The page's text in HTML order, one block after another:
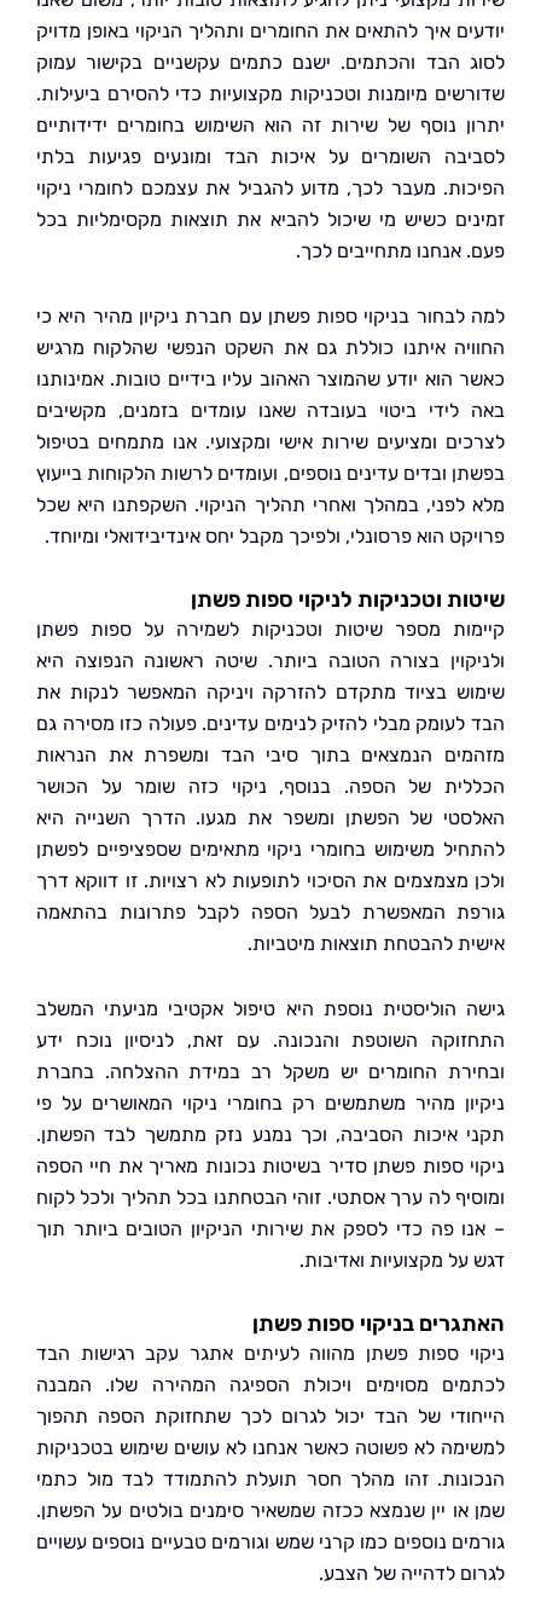
איך להתאים את החומרים ותהליך הניקוי באופן מדויק
הבד והכתמים. ישנם כתמים עקשניים בקישור עמוק
מיומנות וטכניקות מקצועיות כדי להסירם ביעילות.
נוסף של שירות זה הוא השימוש בחומרים ידידותיים
השומרים על איכות הבד ומונעים פגיעות בלתי
מעבר לכך, מדוע להגביל את עצמכם לחומרי ניקוי
כשיש מי שיכול להביא את תוצאות מקסימליות בכל
אנחנו מתחייבים לכך.
בניקוי ספות פשתן עם חברת ניקיון מהיר היא כי
איתנו כוללת גם את השקט הנפשי שהלקוח מרגיש
הוא יודע שהמוצר האהוב עליו בידיים טובות. אמינותנו
ביטוי בעובדה שאנו עומדים בזמנים, מקשיבים
ומציעים שירות אישי ומקצועי. אנו מתמחים בטיפול
ובדים עדינים נוספים, ועומדים לרשות הלקוחות בייעוץ
במהלך ואחרי תהליך הניקוי. השקפתנו היא שכל
הוא פרסונלי, ולפיכך מקבל יחס אינדיבידואלי ומיוחד.
וטכניקות לניקוי ספות פשתן
מספר שיטות וטכניקות לשמירה על ספות פשתן
בצורה הטובה ביותר. שיטה ראשונה הנפוצה היא
בציוד מתקדם להזרקה ויניקה המאפשר לנקות את
מבלי להזיק לנימים עדינים. פעולה כזו מסירה גם
הנמצאים בתוך סיבי הבד ומשפרת את הנראות
של הספה. בנוסף, ניקוי כזה שומר על הכושר
של הפשתן ומשפר את מגעו. הדרך השנייה היא
משימוש בחומרי ניקוי מתאימים שספציפיים לפשתן
מצמצמים את הסיכוי לתופעות לא רצויות. זו דווקא דרך
המאפשרת לבעל הספה לקבל פתרונות בהתאמה
להבטחת תוצאות מיטביות.
הוליסטית נוספת היא טיפול אקטיבי מניעתי המשלב
השוטפת והנכונה. עם זאת, לניסיון נוכח ידע
החומרים יש משקל רב במידת ההצלחה. בחברת
מהיר משתמשים רק בחומרי ניקוי המאושרים על פי
איכות הסביבה, וכך נמנע נזק מתמשך לבד הפשתן.
ספות פשתן סדיר בשיטות נכונות מאריך את חיי הספה
לה ערך אסתטי. זוהי הבטחתנו בכל תהליך ולכל לקוח
פה כדי לספק את שירותי הניקיון הטובים ביותר תוך
מקצועיות ואדיבות.
בניקוי ספות פשתן
ספות פשתן מהווה לעיתים אתגר עקב רגישות הבד
מסוימים ויכולת הספיגה המהירה שלו. המבנה
של הבד יכול לגרום לכך שתחזוקת הספה תהפוך
לא פשוטה כאשר אנחנו לא עושים שימוש בטכניקות
זהו מהלך חסר תועלת להתמודד לבד מול כתמי
יין שנמצא ככזה שמשאיר סימנים בולטים על הפשתן.
נוספים כמו קרני שמש וגורמים טבעיים נוספים עשויים
לדהייה של הצבע.